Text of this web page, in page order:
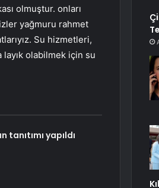
olmuştur. onları
yağmuru rahmet
Su hizmetleri,
olabilmek için su
tanıtımı yapıldı